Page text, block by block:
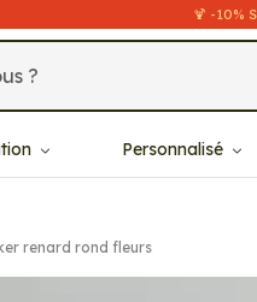
🍹 -10%
Personnalisé
renard rond fleurs